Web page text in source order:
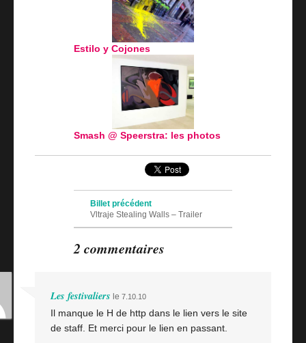
Estilo y Cojones
Smash @ Speerstra: les photos
Billet précédent
Vltraje Stealing Walls – Trailer
2 commentaires
Les festivaliers le 7.10.10
Il manque le H de http dans le lien vers le site
de staff. Et merci pour le lien en passant.